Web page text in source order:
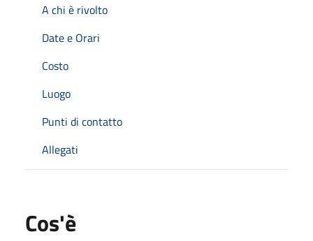
A chi è rivolto
Date e Orari
Costo
Luogo
Punti di contatto
Allegati
Cos'è